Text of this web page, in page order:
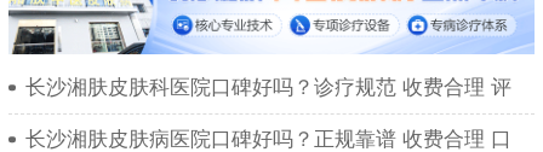
长沙湘肤皮肤科医院口碑好吗？诊疗规范 收费合理 评
长沙湘肤皮肤病医院口碑好吗？正规靠谱 收费合理 口